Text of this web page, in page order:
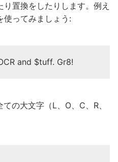
置換をしたりします。例え
使ってみましょう:
and $tuff. Gr8!
の大文字（L、O、C、R、